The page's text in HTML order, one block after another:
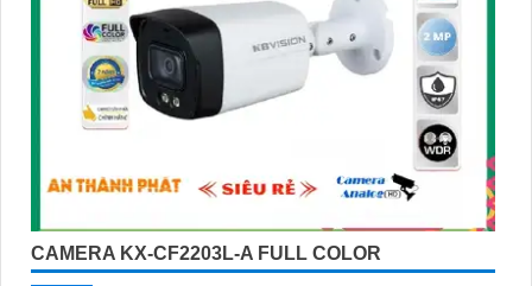
CAMERA KX-CF2203L-A FULL COLOR